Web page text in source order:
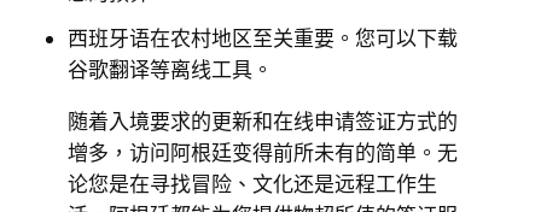
西班牙语在农村地区至关重要。您可以下载
谷歌翻译等离线工具。
随着入境要求的更新和在线申请签证方式的
增多，访问阿根廷变得前所未有的简单。无
论您是在寻找冒险、文化还是远程工作生